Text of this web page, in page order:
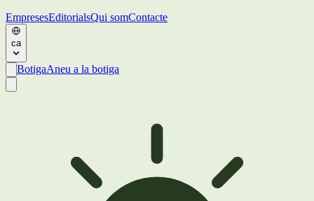
EmpresesEditorialsQui somContacte
ca
BotigaAneu a la botiga